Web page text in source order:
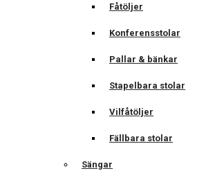
Fåtöljer
Konferensstolar
Pallar & bänkar
Stapelbara stolar
Vilfåtöljer
Fällbara stolar
Sängar